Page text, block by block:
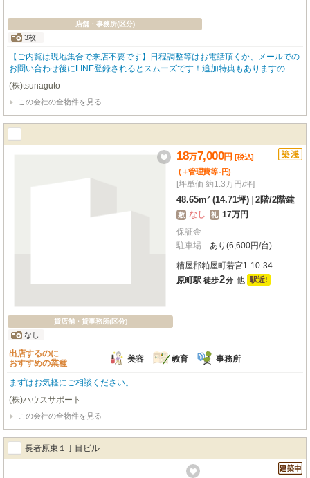
店舗・事務所(区分)
3枚
【ご内覧は現地集合で来店不要です】日程調整等はお電話頂くか、メールでの
お問い合わせ後にLINE登録されるとスムーズです！追加特典もありますので
詳細はお気軽にお問い合わせ下さい♪
(株)tsunaguto
この会社の全物件を見る
貸店舗・貸事務所(区分)
なし
18万7,000円 [税込]
(＋管理費等-円)
[坪単価 約1.3万円/坪]
48.65m² (14.71坪) 2階/2階建
敷 なし 礼 17万円
保証金
－
駐車場
あり(6,600円/台)
糟屋郡粕屋町若宮1-10-34
原町駅 徒歩2分 他 駅近!
出店するのに
おすすめの業種
美容 教育 事務所
まずはお気軽にご相談ください。
(株)ハウスサポート
この会社の全物件を見る
長者原東１丁目ビル